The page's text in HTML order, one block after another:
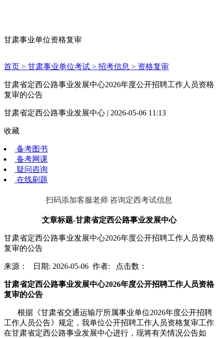
甘肃事业单位资格复审
首页 > 甘肃事业单位考试 > 招考信息 > 资格复审
甘肃省定西公路事业发展中心2026年度公开招聘工作人员资格
复审的公告
甘肃省定西公路事业发展中心 | 2026-05-06 11:13
收藏
备考图书
备考网课
疑问咨询
在线刷题
扫码添加客服老师 咨询定西考试信息
文章标题-甘肃省定西公路事业发展中心
甘肃省定西公路事业发展中心2026年度公开招聘工作人员资格
复审的公告
来源： 日期: 2026-05-06 作者: 点击数：
甘肃省定西公路事业发展中心2026年度公开招聘工作人员资格
复审的公告
根据《甘肃省交通运输厅所属事业单位2026年度公开招聘
工作人员公告》规定，我单位公开招聘工作人员资格复审工作
在甘肃省定西公路事业发展中心进行，现将有关情况公告如